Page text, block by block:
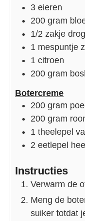
3 eieren
200 gram
1/2 zakje
1 mespuntje
1 citroen
200 gram
Botercreme
200 gram
200 gram
1 theelepel
2 eetlepel
Instructies
Verwarm de
Meng de
suiker totdat